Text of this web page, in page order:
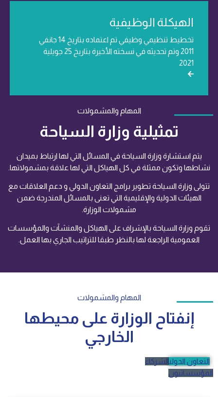
الهيكلة الوظيفية
تخطيط تنظيمي وظيفي تم اعتماده بتاريخ 14 جانفي
2011 وتم تحديثه في نسخته الأخيرة بتاريخ 25 جويلية
2021
المهام والمشمولات
تمثيلية وزارة السياحة
يتم استشارة وزارة السياحة في المسائل التي لها ارتباط بميدان
نشاطها وتكون ممثلة في كل الهياكل التي لها علاقة بمشمولاتها.
تتولى وزارة السياحة تطوير برامج التعاون الدولي و دعم العلاقات مع
الهيئات الدولية والإقليمية التي تعنى بالمسائل المندرجة ضمن
مشمولات الوزارة.
تقوم وزارة السياحة بالإشراف على الهياكل والمنشآت والمؤسسات
العمومية الراجعة لها بالنظر طبقا للتراتيب الجاري بها العمل.
المهام والمشمولات
إنفتاح الوزارة على محيطها
الخارجي
التعاون الدوليالشركاء
المؤسساتيون